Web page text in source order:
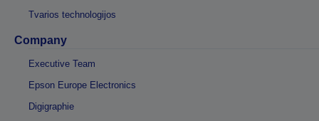
Tvarios technologijos
Company
Executive Team
Epson Europe Electronics
Digigraphie